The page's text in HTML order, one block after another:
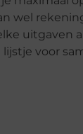
wel
uitgaven
voor